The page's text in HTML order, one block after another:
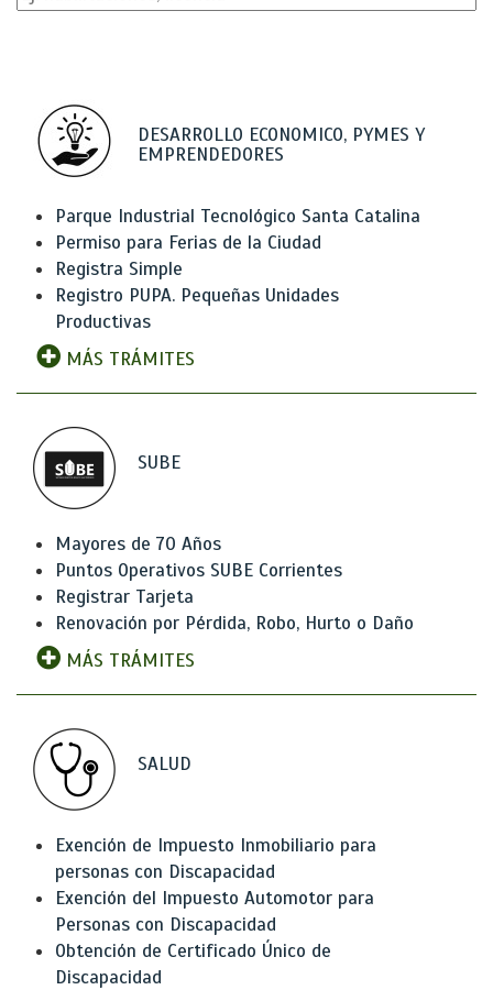
DESARROLLO ECONOMICO, PYMES Y
EMPRENDEDORES
Parque Industrial Tecnológico Santa Catalina
Permiso para Ferias de la Ciudad
Registra Simple
Registro PUPA. Pequeñas Unidades
Productivas
MÁS TRÁMITES
SUBE
Mayores de 70 Años
Puntos Operativos SUBE Corrientes
Registrar Tarjeta
Renovación por Pérdida, Robo, Hurto o Daño
MÁS TRÁMITES
SALUD
Exención de Impuesto Inmobiliario para
personas con Discapacidad
Exención del Impuesto Automotor para
Personas con Discapacidad
Obtención de Certificado Único de
Discapacidad